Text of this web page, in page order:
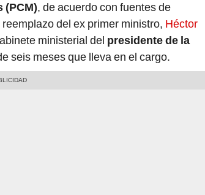
(PCM), de acuerdo con fuentes de
del ex primer ministro, Héctor
ministerial del presidente de la
seis meses que lleva en el cargo.